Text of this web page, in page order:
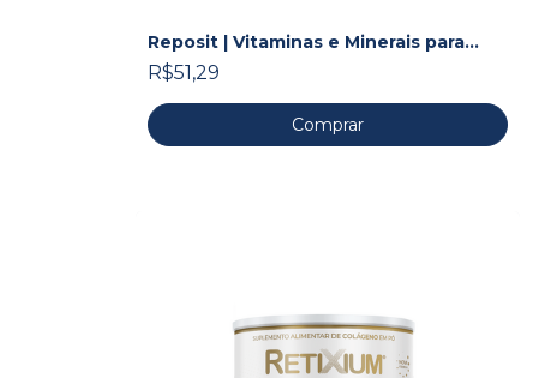
Reposit | Vitaminas e Minerais para
Cabelos e Unhas
R$51,29
Comprar